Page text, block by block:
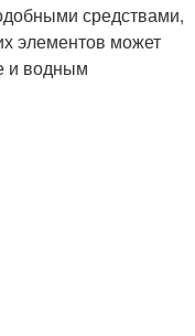
средствами,
элементов может
и водным